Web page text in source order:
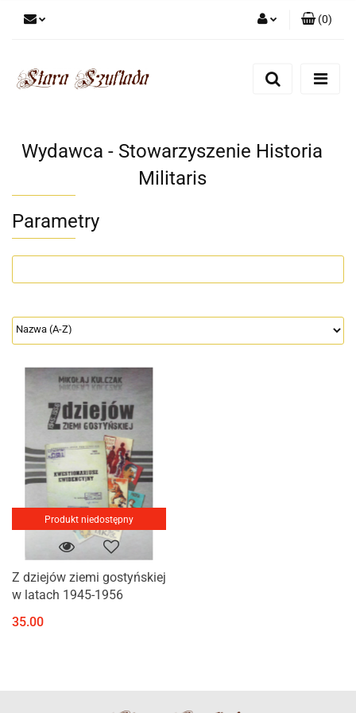
Zarejestruj się
(0)
Wydawca - Stowarzyszenie Historia
Militaris
Parametry
Produkt niedostępny
Z dziejów ziemi gostyńskiej
w latach 1945-1956
35.00